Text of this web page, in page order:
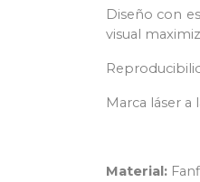
Diseño con
visual
Marca láser a
Material: